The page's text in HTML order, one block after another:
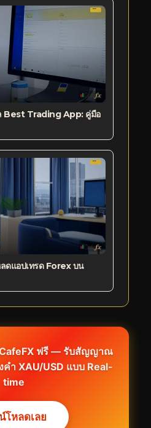
Best Trading App: คู่มือ
ดแอปเทรด Forex บน
ฟรี — รับสัญญาณ
คำ XAU/USD แบบ Real-
time
โหลดเลย